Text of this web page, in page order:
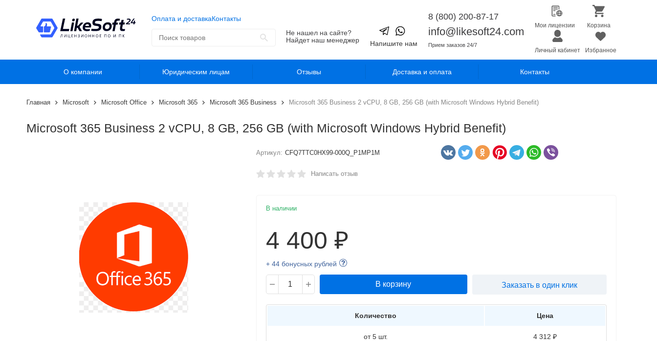
Оплата и доставкаКонтакты
Не нашел на сайте?
Найдет наш менеджер
Напишите нам
8 (800) 200-87-17
info@likesoft24.com
Прием заказов 24/7
Мои лицензии Корзина
Личный кабинет Избранное
О компании Юридическим лицам Отзывы Доставка и оплата Контакты
Главная Microsoft Microsoft Office Microsoft 365 Microsoft 365 Business Microsoft 365 Business 2 vCPU, 8 GB, 256 GB (with Microsoft Windows Hybrid Benefit)
Microsoft 365 Business 2 vCPU, 8 GB, 256 GB (with Microsoft Windows Hybrid Benefit)
Артикул: CFQ7TTC0HX99-000Q_P1MP1M
Написать отзыв
В наличии
4 400 ₽
+ 44 бонусных рублей
В корзину Заказать в один клик
Количество Цена
от 5 шт. 4 312 ₽